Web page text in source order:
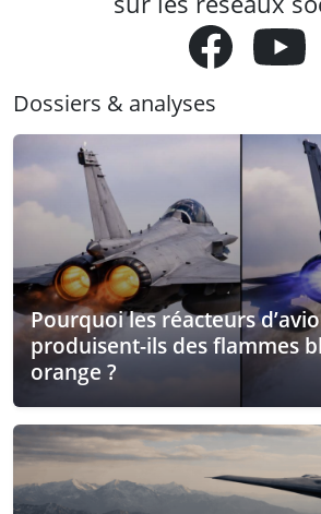
Dossiers & analyses
Pourquoi les réacteurs
produisent-ils des flammes
orange ?